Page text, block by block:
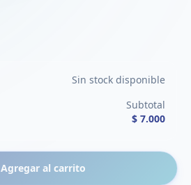
Sin stock disponible
Subtotal
$ 7.000
Agregar al carrito